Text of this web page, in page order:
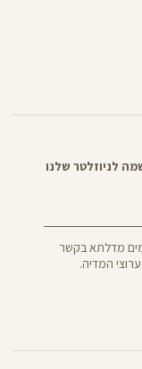
מדלתא בקשר